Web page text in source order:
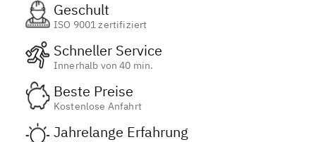
Geschult
ISO 9001 zertifiziert
Schneller Service
Innerhalb von 40 min.
Beste Preise
Kostenlose Anfahrt
Jahrelange Erfahrung